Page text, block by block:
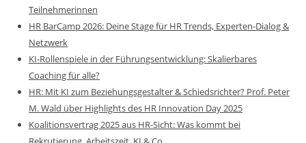
Teilnehmerinnen
HR BarCamp 2026: Deine Stage für HR Trends, Experten-Dialog &
Netzwerk
KI-Rollenspiele in der Führungsentwicklung: Skalierbares
Coaching für alle?
HR: Mit KI zum Beziehungsgestalter & Schiedsrichter? Prof. Peter
M. Wald über Highlights des HR Innovation Day 2025
Koalitionsvertrag 2025 aus HR-Sicht: Was kommt bei